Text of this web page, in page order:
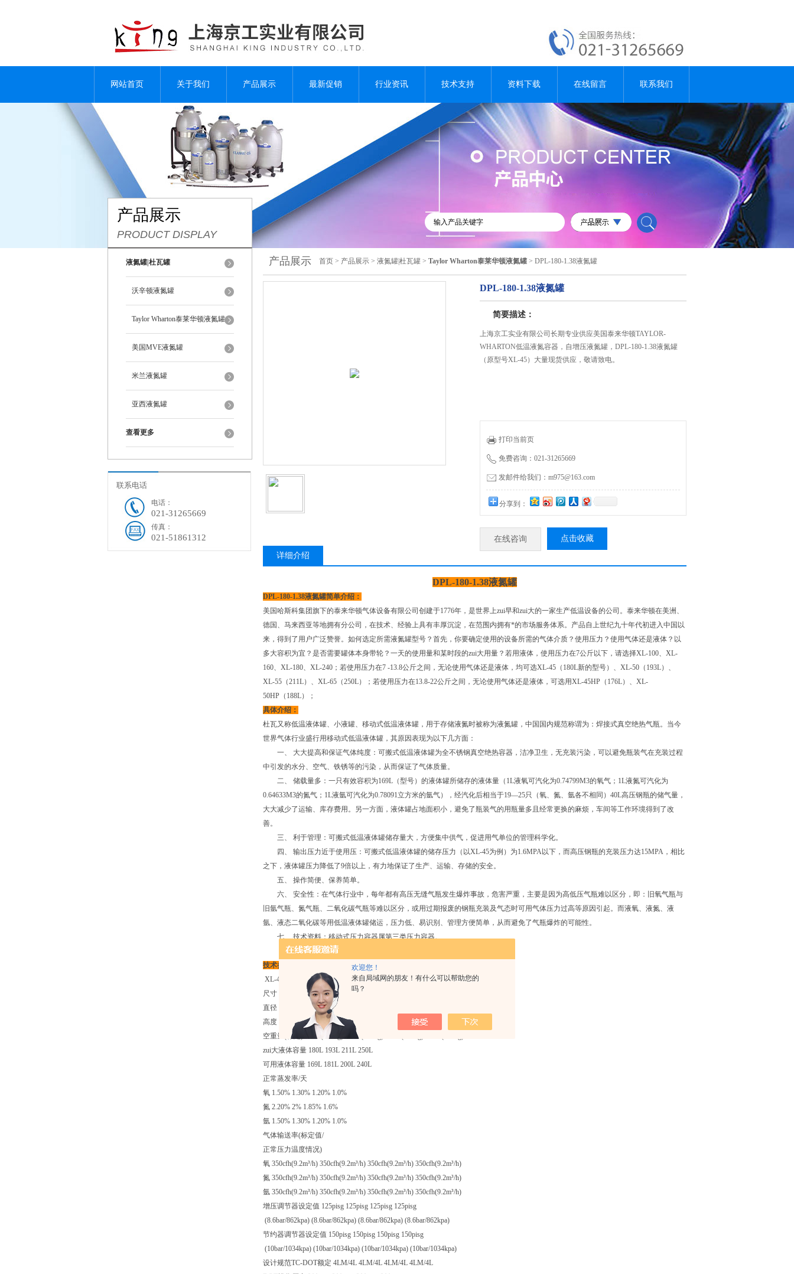
欢迎您！
来自局域网的朋友！有什么可以帮助您的
吗？
网站首页 关于我们 产品展示 最新促销 行业资讯 技术支持 资料下载 在线留言 联系我们
产品展示
PRODUCT DISPLAY
液氮罐|杜瓦罐
沃辛顿液氮罐
Taylor Wharton泰莱华顿液氮罐
美国MVE液氮罐
米兰液氮罐
亚西液氮罐
查看更多
联系电话
电话：
021-31265669
传真：
021-51861312
产品展示 首页 > 产品展示 > 液氮罐|杜瓦罐 > Taylor Wharton泰莱华顿液氮罐 > DPL-180-1.38液氮罐
DPL-180-1.38液氮罐
简要描述：
上海京工实业有限公司长期专业供应美国泰来华顿TAYLOR-
WHARTON低温液氮容器，自增压液氮罐，DPL-180-1.38液氮罐
（原型号XL-45）大量现货供应，敬请致电。
打印当前页
免费咨询：021-31265669
发邮件给我们：m975@163.com
分享到：
在线咨询
点击收藏
详细介绍
DPL-180-1.38液氮罐
DPL-180-1.38液氮罐简单介绍：
美国哈斯科集团旗下的泰来华顿气体设备有限公司创建于1776年，是世界上zui早和zui大的一家生产低温设备的公司。泰来华顿在美洲、
德国、马来西亚等地拥有分公司，在技术、经验上具有丰厚沉淀，在范围内拥有*的市场服务体系。产品自上世纪九十年代初进入中国以
来，得到了用户广泛赞誉。如何选定所需液氮罐型号？首先，你要确定使用的设备所需的气体介质？使用压力？使用气体还是液体？以
多大容积为宜？是否需要罐体本身带轮？一天的使用量和某时段的zui大用量？若用液体，使用压力在7公斤以下，请选择XL-100、XL-
160、XL-180、XL-240；若使用压力在7 -13.8公斤之间，无论使用气体还是液体，均可选XL-45（180L新的型号）、XL-50（193L）、
XL-55（211L）、XL-65（250L）；若使用压力在13.8-22公斤之间，无论使用气体还是液体，可选用XL-45HP（176L）、XL-
50HP（188L）；
具体介绍：
杜瓦又称低温液体罐、小液罐、移动式低温液体罐，用于存储液氮时被称为液氮罐，中国国内规范称谓为：焊接式真空绝热气瓶。当今
世界气体行业盛行用移动式低温液体罐，其原因表现为以下几方面：
一、 大大提高和保证气体纯度：可搬式低温液体罐为全不锈钢真空绝热容器，洁净卫生，无充装污染，可以避免瓶装气在充装过程
中引发的水分、空气、铁锈等的污染，从而保证了气体质量。
二、 储载量多：一只有效容积为169L（型号）的液体罐所储存的液体量（1L液氧可汽化为0.74799M3的氧气；1L液氮可汽化为
0.64633M3的氮气；1L液氩可汽化为0.78091立方米的氩气），经汽化后相当于19—25只（氧、氮、氩各不相同）40L高压钢瓶的储气量，
大大减少了运输、库存费用。另一方面，液体罐占地面积小，避免了瓶装气的用瓶量多且经常更换的麻烦，车间等工作环境得到了改
善。
三、 利于管理：可搬式低温液体罐储存量大，方便集中供气，促进用气单位的管理科学化。
四、 输出压力近于使用压：可搬式低温液体罐的储存压力（以XL-45为例）为1.6MPA以下，而高压钢瓶的充装压力达15MPA，相比
之下，液体罐压力降低了9倍以上，有力地保证了生产、运输、存储的安全。
五、 操作简便、保养简单。
六、 安全性：在气体行业中，每年都有高压无缝气瓶发生爆炸事故，危害严重，主要是因为高低压气瓶难以区分，即：旧氧气瓶与
旧氩气瓶、氮气瓶、二氧化碳气瓶等难以区分，或用过期报废的钢瓶充装及气态时可用气体压力过高等原因引起。而液氧、液氮、液
氩、液态二氧化碳等用低温液体罐储运，压力低、易识别、管理方便简单，从而避免了气瓶爆炸的可能性。
七、 技术资料：移动式压力容器属第三类压力容器。
技术参数：
XL-45 XL-50 XL-55 XL-65
尺寸
直径 508mm 508mm 508mm 660mm
高度 1559mm 1641mm 1764mm 1505mm
空重量(标定) 255ib(116kg) 270ib(122kg) 275ib(125kg) 375ib(170kg)
zui大液体容量 180L 193L 211L 250L
可用液体容量 169L 181L 200L 240L
正常蒸发率/天
氧 1.50% 1.30% 1.20% 1.0%
氮 2.20% 2% 1.85% 1.6%
氩 1.50% 1.30% 1.20% 1.0%
气体输送率(标定值/
正常压力温度情况)
氧 350cfh(9.2m³/h) 350cfh(9.2m³/h) 350cfh(9.2m³/h) 350cfh(9.2m³/h)
氮 350cfh(9.2m³/h) 350cfh(9.2m³/h) 350cfh(9.2m³/h) 350cfh(9.2m³/h)
氩 350cfh(9.2m³/h) 350cfh(9.2m³/h) 350cfh(9.2m³/h) 350cfh(9.2m³/h)
增压调节器设定值 125pisg 125pisg 125pisg 125pisg
(8.6bar/862kpa) (8.6bar/862kpa) (8.6bar/862kpa) (8.6bar/862kpa)
节约器调节器设定值 150pisg 150pisg 150pisg 150pisg
(10bar/1034kpa) (10bar/1034kpa) (10bar/1034kpa) (10bar/1034kpa)
设计规范TC-DOT额定 4LM/4L 4LM/4L 4LM/4L 4LM/4L